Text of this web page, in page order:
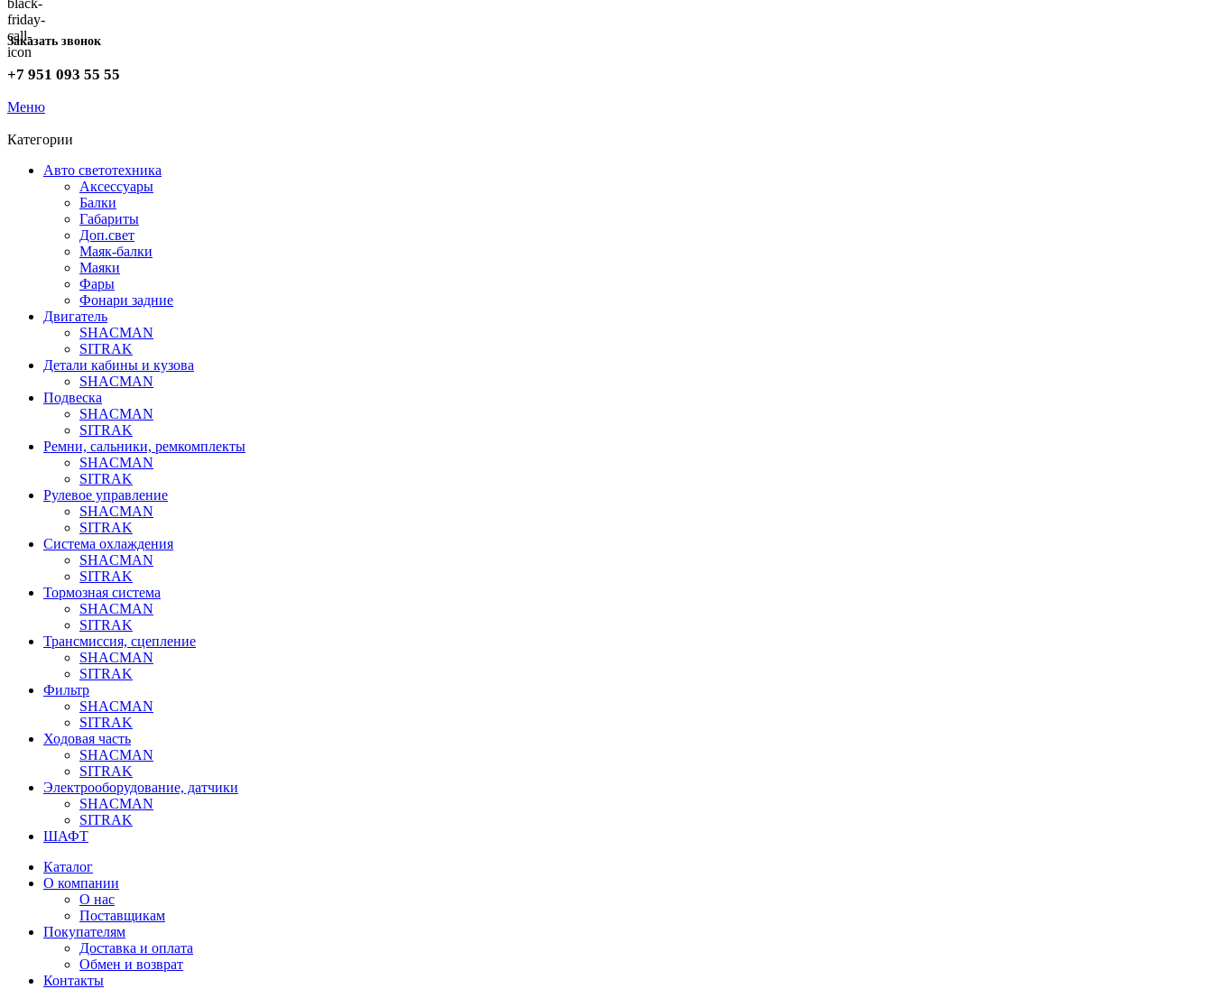
Заказать звонок
+7 951 093 55 55
Меню
Категории
Авто светотехника
Аксессуары
Балки
Габариты
Доп.свет
Маяк-балки
Маяки
Фары
Фонари задние
Двигатель
SHACMAN
SITRAK
Детали кабины и кузова
SHACMAN
Подвеска
SHACMAN
SITRAK
Ремни, сальники, ремкомплекты
SHACMAN
SITRAK
Рулевое управление
SHACMAN
SITRAK
Система охлаждения
SHACMAN
SITRAK
Тормозная система
SHACMAN
SITRAK
Трансмиссия, сцепление
SHACMAN
SITRAK
Фильтр
SHACMAN
SITRAK
Ходовая часть
SHACMAN
SITRAK
Электрооборудование, датчики
SHACMAN
SITRAK
ШАФТ
Каталог
О компании
О нас
Поставщикам
Покупателям
Доставка и оплата
Обмен и возврат
Контакты